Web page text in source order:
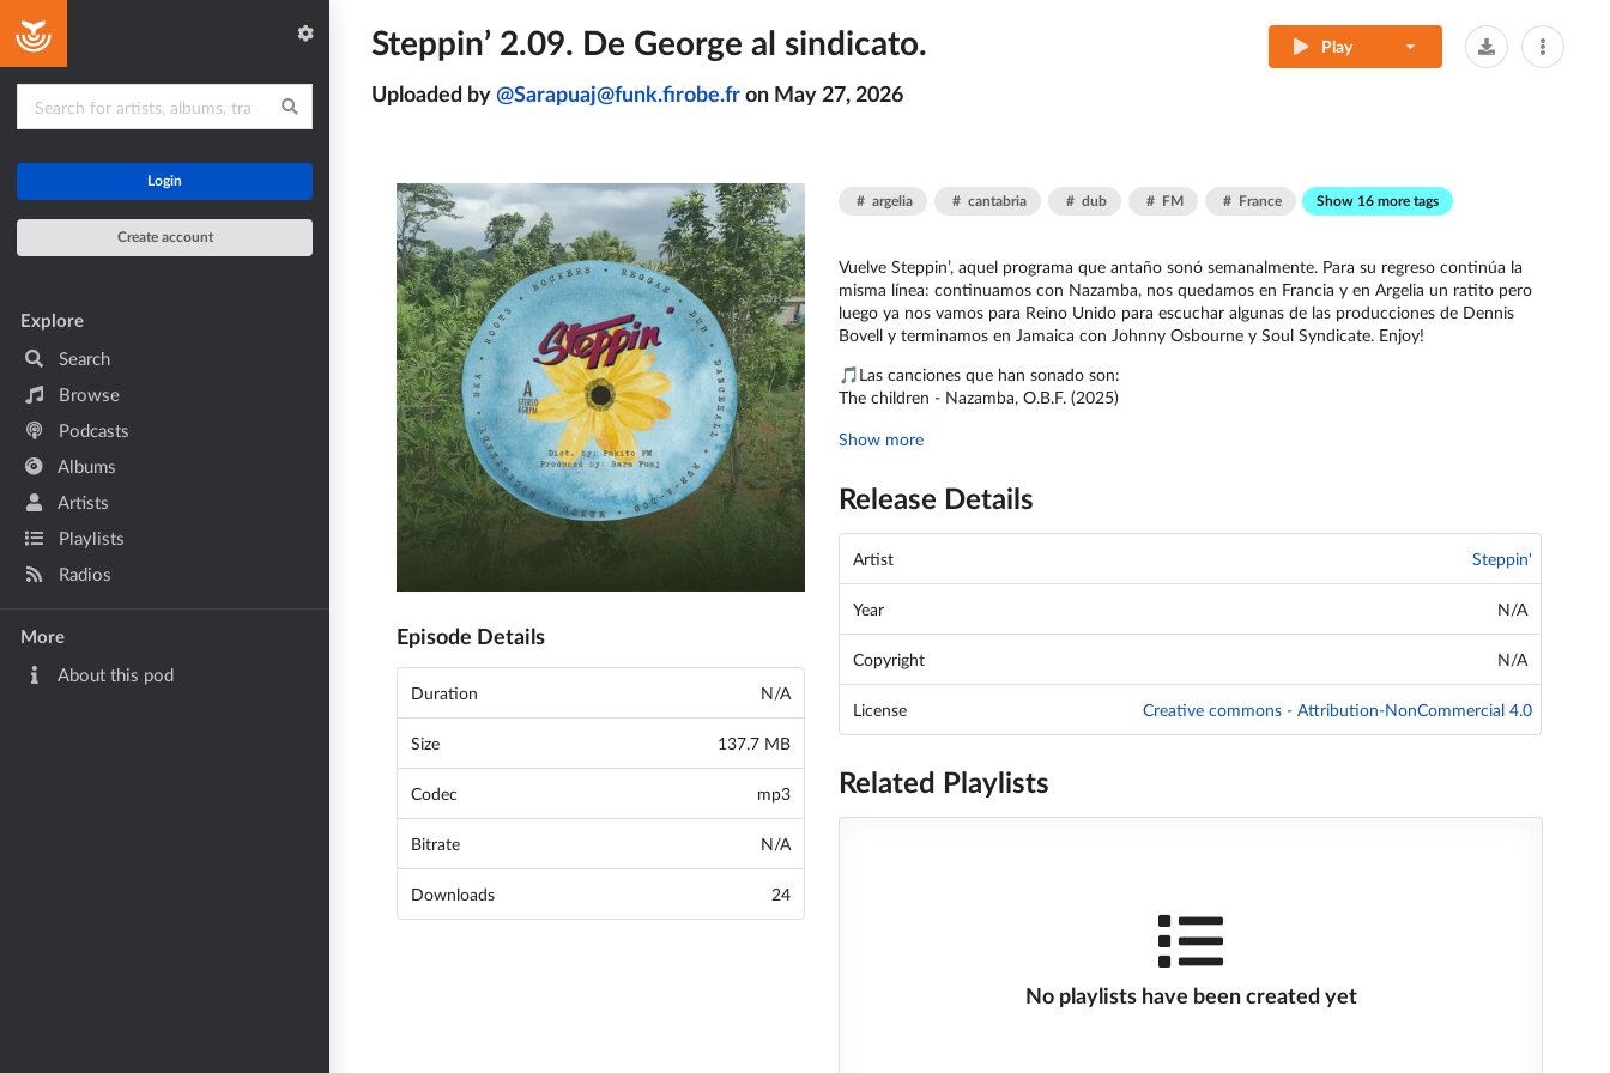
Login
Create account
Explore
Search
Browse
Podcasts
Albums
Artists
Playlists
Radios
More
About this pod
Steppin’ 2.09. De George al sindicato.
Uploaded by Sarapuaj@funk.firobe.fron May 27, 2026
Play
Episode Details
Duration N/A
Size 137.7 MB
Codec mp3
Bitrate N/A
Downloads 24
argelia cantabria dub FM France Show 16 more tags
Vuelve Steppin’, aquel programa que antaño sonó semanalmente. Para su regreso continúa la
misma línea: continuamos con Nazamba, nos quedamos en Francia y en Argelia un ratito pero
luego ya nos vamos para Reino Unido para escuchar algunas de las producciones de Dennis
Bovell y terminamos en Jamaica con Johnny Osbourne y Soul Syndicate. Enjoy!
🎵Las canciones que han sonado son:
The children - Nazamba, O.B.F. (2025)
Show more
Release Details
Artist Steppin'
Year N/A
Copyright N/A
License Creative commons - Attribution-NonCommercial 4.0
Related Playlists
No playlists have been created yet